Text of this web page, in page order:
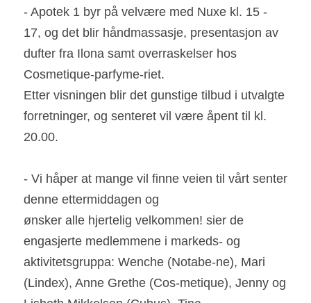
- Apotek 1 byr på velvære med Nuxe kl. 15 -
17, og det blir håndmassasje, presentasjon av
dufter fra Ilona samt overraskelser hos
Cosmetique-parfyme-riet.
Etter visningen blir det gunstige tilbud i utvalgte
forretninger, og senteret vil være åpent til kl.
20.00.
- Vi håper at mange vil finne veien til vårt senter
denne ettermiddagen og
ønsker alle hjertelig velkommen! sier de
engasjerte medlemmene i markeds- og
aktivitetsgruppa: Wenche (Notabe-ne), Mari
(Lindex), Anne Grethe (Cos-metique), Jenny og